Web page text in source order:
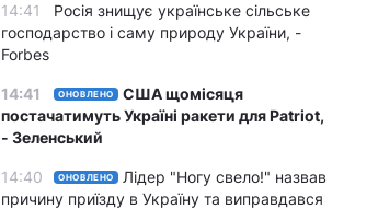
14:41
Росія знищує українське сільське
господарство і саму природу України, -
Forbes
14:41 ОНОВЛЕНО
США щомісяця
постачатимуть Україні ракети для Patriot,
- Зеленський
14:40 ОНОВЛЕНО
Лідер "Ногу свело!" назвав
причину приїзду в Україну та виправдався